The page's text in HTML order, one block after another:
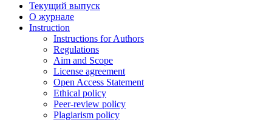
Текущий выпуск
О журнале
Instruction
Instructions for Authors
Regulations
Aim and Scope
License agreement
Open Access Statement
Ethical policy
Peer-review policy
Plagiarism policy